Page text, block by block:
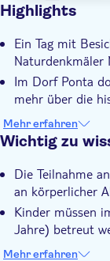
Highlights
Ein Tag mit
Naturdenkmäler
Im Dorf Ponta
mehr über die
im Land
Vom Cabo
einen
Im traditionellen
Bad in den aus
Ihr Tourguide
Region, von der
Camara de Lobos
Mehr erfahren
Wichtig zu
Die Teilnahme
an körperlicher
Kinder müssen
Jahre) betreut
Kopfbedeckung
Mehr erfahren